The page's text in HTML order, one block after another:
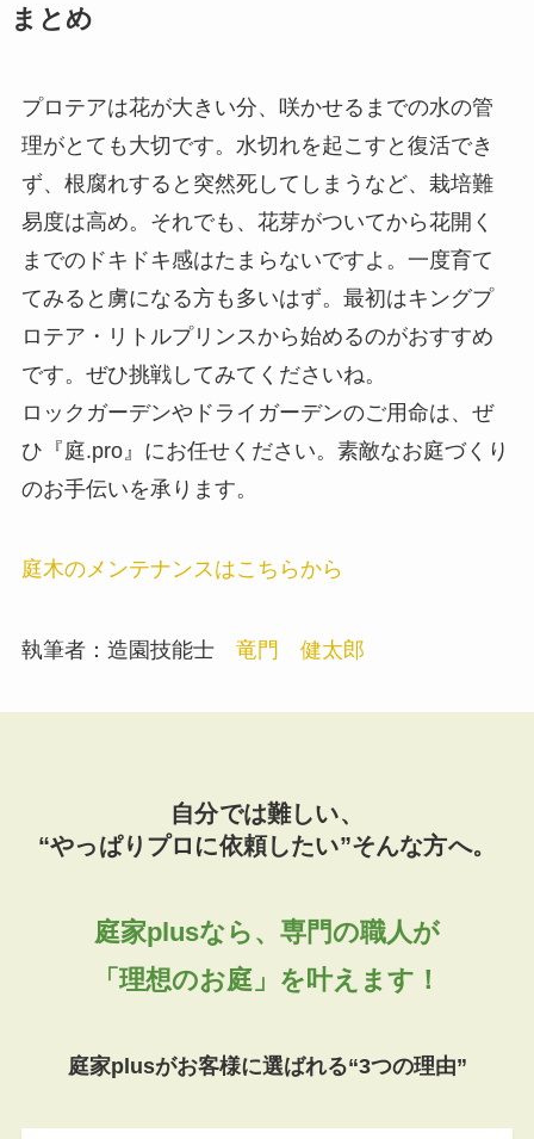
まとめ
プロテアは花が大きい分、咲かせるまでの水の管
理がとても大切です。水切れを起こすと復活でき
ず、根腐れすると突然死してしまうなど、栽培難
易度は高め。それでも、花芽がついてから花開く
までのドキドキ感はたまらないですよ。一度育て
てみると虜になる方も多いはず。最初はキングプ
ロテア・リトルプリンスから始めるのがおすすめ
です。ぜひ挑戦してみてくださいね。
ロックガーデンやドライガーデンのご用命は、ぜ
ひ『庭.pro』にお任せください。素敵なお庭づくり
のお手伝いを承ります。
庭木のメンテナンスはこちらから
執筆者：造園技能士 竜門 健太郎
自分では難しい、
“やっぱりプロに依頼したい”そんな方へ。
庭家plusなら、専門の職人が
「理想のお庭」を叶えます！
庭家plusがお客様に選ばれる“3つの理由”